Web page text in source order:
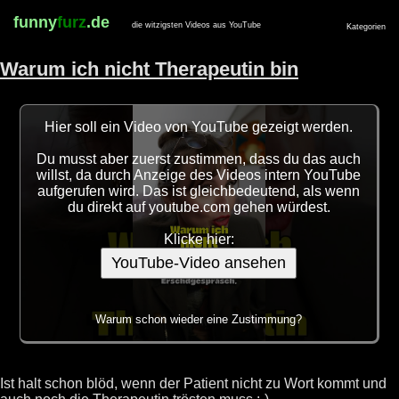
funnyfurz.de die witzigsten Videos aus YouTube Kategorien
Warum ich nicht Therapeutin bin
Hier soll ein Video von YouTube gezeigt werden.
Du musst aber zuerst zustimmen, dass du das auch
willst, da durch Anzeige des Videos intern YouTube
aufgerufen wird. Das ist gleichbedeutend, als wenn
du direkt auf youtube.com gehen würdest.
Klicke hier:
YouTube-Video ansehen
Warum schon wieder eine Zustimmung?
Ist halt schon blöd, wenn der Patient nicht zu Wort kommt und